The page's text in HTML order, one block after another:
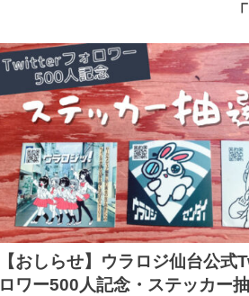
【おしらせ】ウラロジ仙台公式
ロワー500人記念・ステッカー